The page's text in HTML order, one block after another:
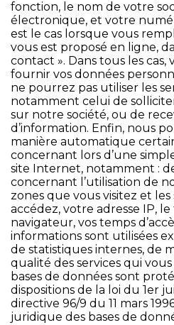
fonction, le nom de votre
électronique, et votre
est le cas lorsque vous
vous est proposé en ligne,
contact ». Dans tous les
fournir vos données
ne pourrez pas utiliser les
notamment celui de
sur notre société, ou de
d’information. Enfin, nous
manière automatique
concernant lors d’une
site Internet, notamment :
concernant l’utilisation de
zones que vous visitez et
accédez, votre adresse IP,
navigateur, vos temps
informations sont utilisées
de statistiques internes, de
qualité des services qui
bases de données sont
dispositions de la loi du 1er
directive 96/9 du 11 mars
juridique des bases de